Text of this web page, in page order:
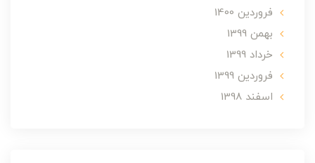
فروردین 1400
بهمن 1399
خرداد 1399
فروردین 1399
اسفند 1398